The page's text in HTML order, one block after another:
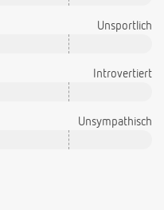
Unsportlich
Introvertiert
Unsympathisch